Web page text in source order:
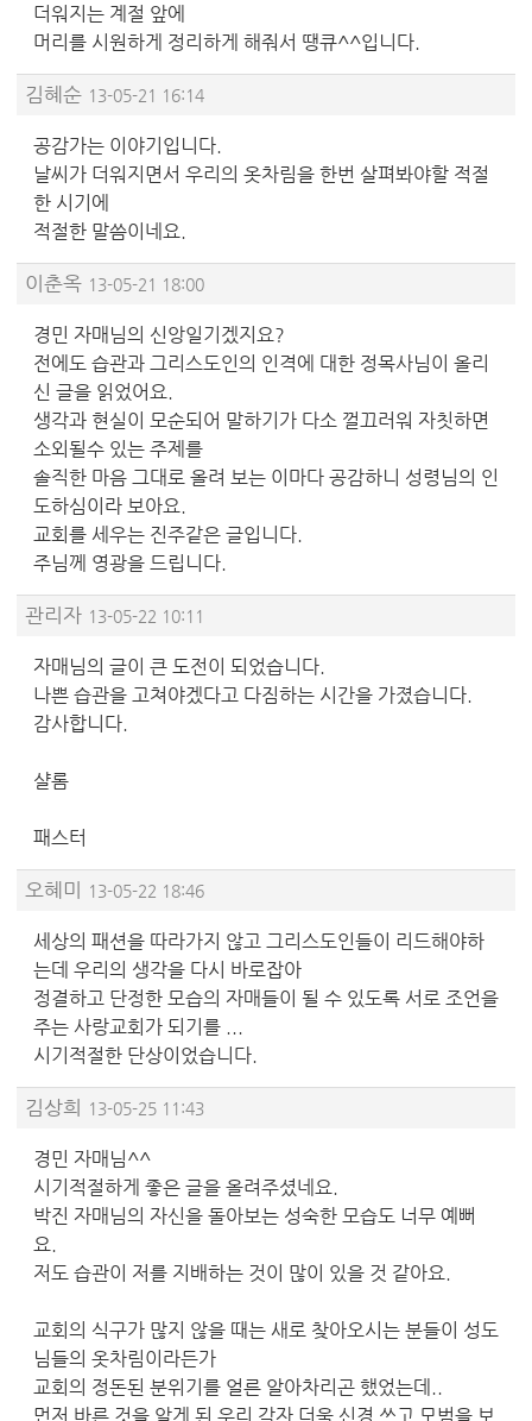
더워지는 계절 앞에
머리를 시원하게 정리하게 해줘서 땡큐^^입니다.
김혜순 13-05-21 16:14
공감가는 이야기입니다.
날씨가 더워지면서 우리의 옷차림을 한번 살펴봐야할 적절
한 시기에
적절한 말씀이네요.
이춘옥 13-05-21 18:00
경민 자매님의 신앙일기겠지요?
전에도 습관과 그리스도인의 인격에 대한 정목사님이 올리
신 글을 읽었어요.
생각과 현실이 모순되어 말하기가 다소 껄끄러워 자칫하면
소외될수 있는 주제를
솔직한 마음 그대로 올려 보는 이마다 공감하니 성령님의 인
도하심이라 보아요.
교회를 세우는 진주같은 글입니다.
주님께 영광을 드립니다.
관리자 13-05-22 10:11
자매님의 글이 큰 도전이 되었습니다.
나쁜 습관을 고쳐야겠다고 다짐하는 시간을 가졌습니다.
감사합니다.
샬롬
패스터
오혜미 13-05-22 18:46
세상의 패션을 따라가지 않고 그리스도인들이 리드해야하
는데 우리의 생각을 다시 바로잡아
정결하고 단정한 모습의 자매들이 될 수 있도록 서로 조언을
주는 사랑교회가 되기를 ...
시기적절한 단상이었습니다.
김상희 13-05-25 11:43
경민 자매님^^
시기적절하게 좋은 글을 올려주셨네요.
박진 자매님의 자신을 돌아보는 성숙한 모습도 너무 예뻐
요.
저도 습관이 저를 지배하는 것이 많이 있을 것 같아요.
교회의 식구가 많지 않을 때는 새로 찾아오시는 분들이 성도
님들의 옷차림이라든가
교회의 정돈된 분위기를 얼른 알아차리곤 했었는데..
먼저 바른 것을 알게 된 우리 각자 더욱 신경 쓰고 모범을 보